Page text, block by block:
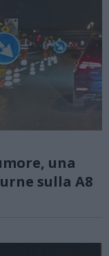
una
sulla A8